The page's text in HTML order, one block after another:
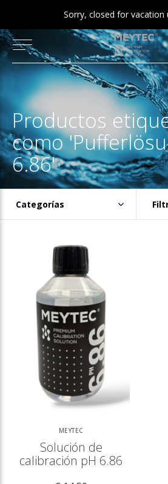
Sorry, closed for vacation
Productos
como
6.86'
Categorías
MEYTEC
Solución de
calibración pH 6.86